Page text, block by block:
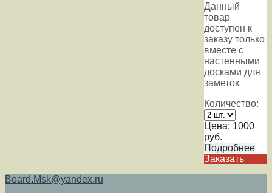
Данный
товар
доступен к
заказу только
вместе с
настенными
досками для
заметок
Количество:
Цена: 1000
руб.
Подробнее
Заказать
Board.Msk@yandex.ru